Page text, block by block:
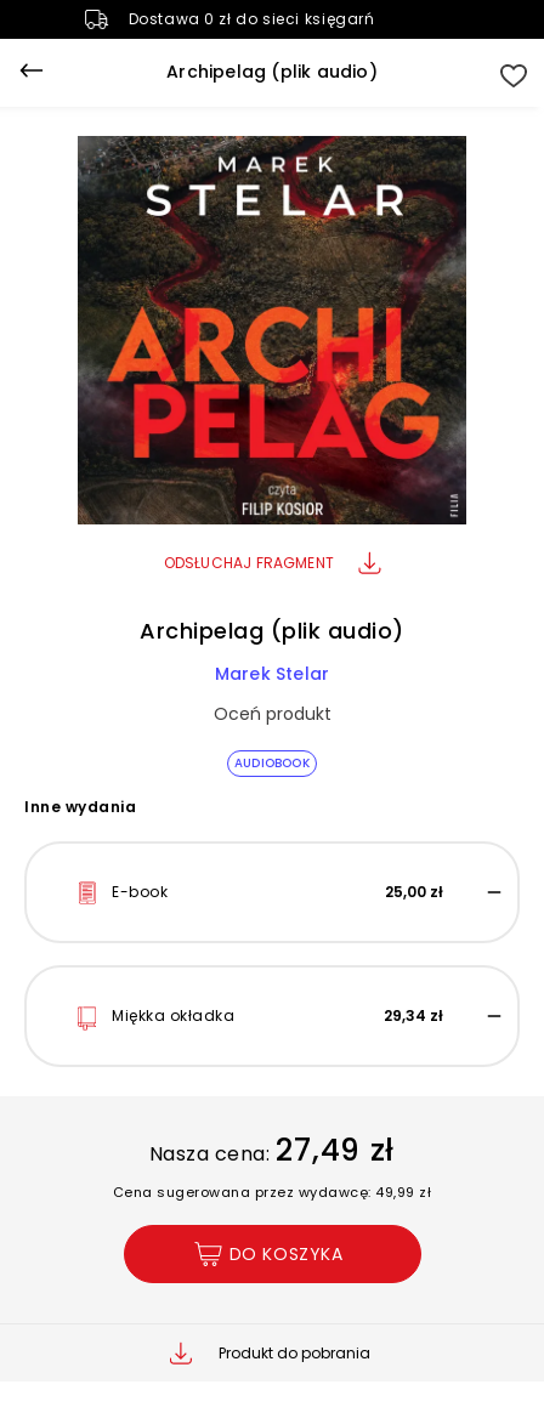
Dostawa 0 zł do sieci księgarń
Archipelag (plik audio)
ODSŁUCHAJ FRAGMENT
AUDIOBOOK
Archipelag (plik audio)
Marek Stelar
Oceń produkt
Inne wydania
E-book 25,00 zł
Miękka okładka 29,34 zł
Nasza cena: 27,49 zł
Cena sugerowana przez wydawcę: 49,99 zł
DO KOSZYKA
Produkt do pobrania